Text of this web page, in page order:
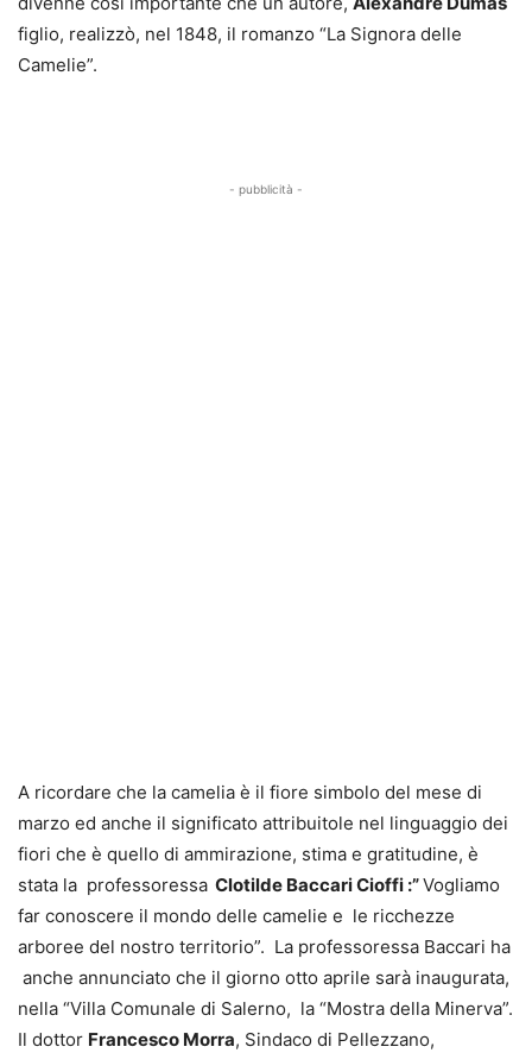
figlio, realizzò, nel 1848, il romanzo “La Signora delle
Camelie”.
- pubblicità -
A ricordare che la camelia è il fiore simbolo del mese di
marzo ed anche il significato attribuitole nel linguaggio dei
fiori che è quello di ammirazione, stima e gratitudine, è
stata la professoressa Clotilde Baccari Cioffi :”Vogliamo
far conoscere il mondo delle camelie e le ricchezze
arboree del nostro territorio”. La professoressa Baccari ha
anche annunciato che il giorno otto aprile sarà inaugurata,
nella “Villa Comunale di Salerno, la “Mostra della Minerva”.
Il dottor Francesco Morra, Sindaco di Pellezzano,